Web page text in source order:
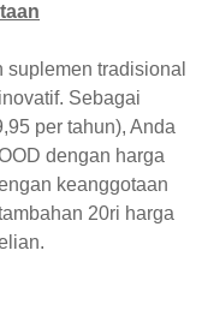
tradisional
Sebagai
per tahun), Anda
dengan harga
keanggotaan
20ri harga